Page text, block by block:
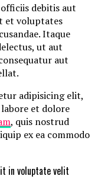
debitis aut
et voluptates
Itaque
ut aut
aut
adipisicing elit,
et dolore
, quis nostrud
ex ea commodo
in voluptate velit